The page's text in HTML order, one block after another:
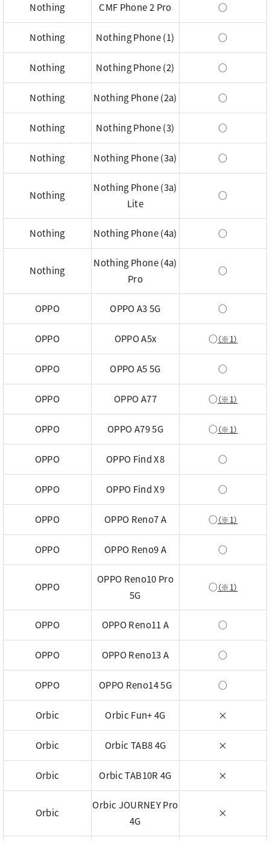
Nothing CMF Phone 2 Pro ○
Nothing Nothing Phone (1) ○
Nothing Nothing Phone (2) ○
Nothing Nothing Phone (2a) ○
Nothing Nothing Phone (3) ○
Nothing Nothing Phone (3a) ○
Nothing
Nothing Phone (3a)
Lite
○
Nothing Nothing Phone (4a) ○
Nothing
Nothing Phone (4a)
Pro
○
OPPO OPPO A3 5G ○
OPPO OPPO A5x ○（※1）
OPPO OPPO A5 5G ○
OPPO OPPO A77 ○（※1）
OPPO OPPO A79 5G ○（※1）
OPPO OPPO Find X8 ○
OPPO OPPO Find X9 ○
OPPO OPPO Reno7 A ○（※1）
OPPO OPPO Reno9 A ○
OPPO
OPPO Reno10 Pro
5G
○（※1）
OPPO OPPO Reno11 A ○
OPPO OPPO Reno13 A ○
OPPO OPPO Reno14 5G ○
Orbic Orbic Fun+ 4G ×
Orbic Orbic TAB8 4G ×
Orbic Orbic TAB10R 4G ×
Orbic
Orbic JOURNEY Pro
4G
×